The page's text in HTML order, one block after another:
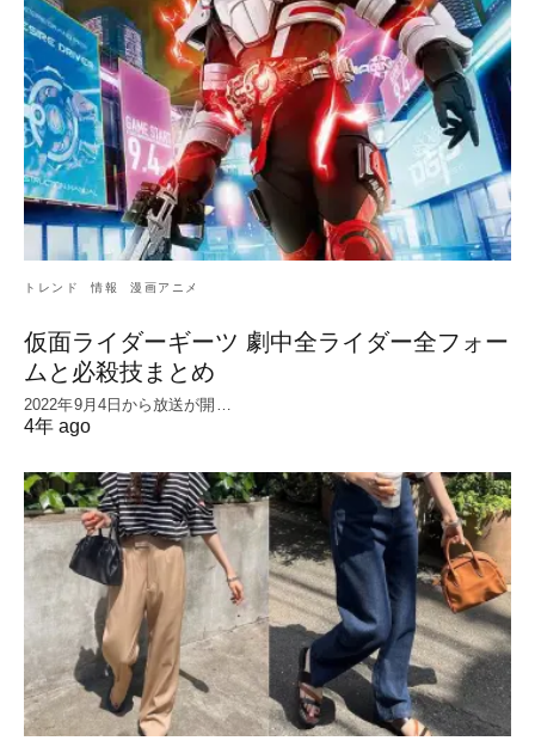
トレンド 情報 漫画アニメ
仮面ライダーギーツ 劇中全ライダー全フォー
ムと必殺技まとめ
2022年9月4日から放送が開…
4年 ago